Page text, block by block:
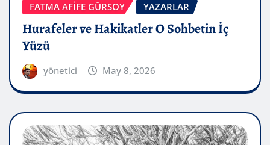
FATMA AFİFE GÜRSOY YAZARLAR
Hurafeler ve Hakikatler O Sohbetin İç
Yüzü
yönetici May 8, 2026